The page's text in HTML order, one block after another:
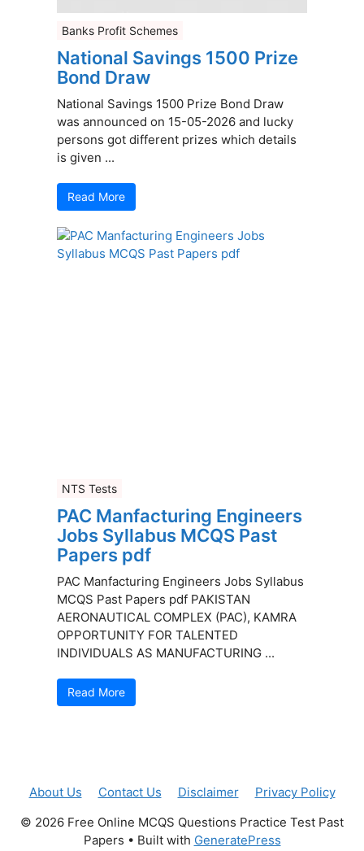
Banks Profit Schemes
National Savings 1500 Prize
Bond Draw
National Savings 1500 Prize Bond Draw
was announced on 15-05-2026 and lucky
persons got different prizes which details
is given ...
Read More
NTS Tests
PAC Manfacturing Engineers
Jobs Syllabus MCQS Past
Papers pdf
PAC Manfacturing Engineers Jobs Syllabus
MCQS Past Papers pdf PAKISTAN
AERONAUTICAL COMPLEX (PAC), KAMRA
OPPORTUNITY FOR TALENTED
INDIVIDUALS AS MANUFACTURING ...
Read More
About Us Contact Us Disclaimer
Privacy Policy
© 2026 Free Online MCQS Questions Practice Test Past
Papers • Built with GeneratePress